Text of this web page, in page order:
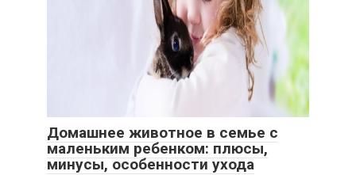
Домашнее животное в семье с
маленьким ребенком: плюсы,
минусы, особенности ухода